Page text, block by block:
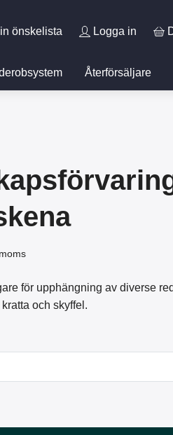
önskelista Logga in
Återförsäljare
för upphängning av diverse
och skyffel.